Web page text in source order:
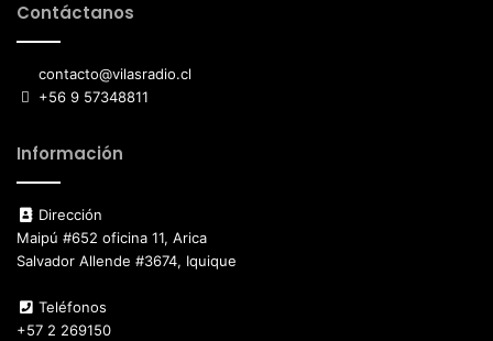
Contáctanos
contacto@vilasradio.cl
+56 9 57348811
Información
Dirección
Maipú #652 oficina 11, Arica
Salvador Allende #3674, Iquique
Teléfonos
+57 2 269150